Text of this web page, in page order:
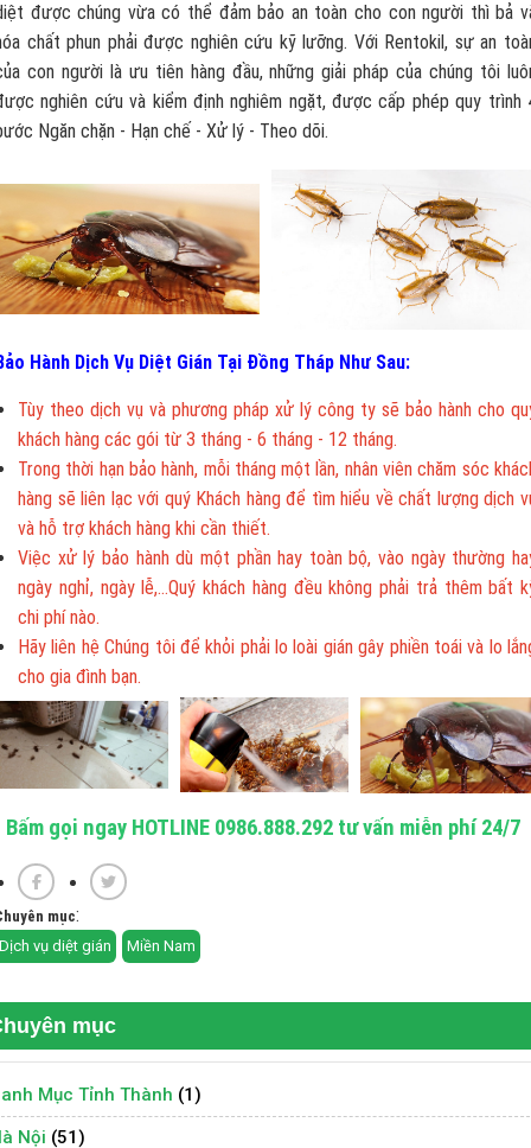
mục
Mục Tỉnh Thành (1)
Nội (51)
được chúng vừa có thể đảm bảo an toàn cho con người thì bả
chất phun phải được nghiên cứu kỹ lưỡng. Với Rentokil, sự an
con người là ưu tiên hàng đầu, những giải pháp của chúng tôi
nghiên cứu và kiểm định nghiêm ngặt, được cấp phép quy trình
Ngăn chặn - Hạn chế - Xử lý - Theo dõi.
Hành Dịch Vụ Diệt Gián Tại Đồng Tháp Như Sau:
Tùy theo dịch vụ và phương pháp xử lý công ty sẽ bảo hành cho
khách hàng các gói từ 3 tháng - 6 tháng - 12 tháng.
Trong thời hạn bảo hành, mỗi tháng một lần, nhân viên chăm sóc
hàng sẽ liên lạc với quý Khách hàng để tìm hiểu về chất lượng dịch
và hỗ trợ khách hàng khi cần thiết.
Việc xử lý bảo hành dù một phần hay toàn bộ, vào ngày thường
ngày nghỉ, ngày lễ,...Quý khách hàng đều không phải trả thêm bất
chi phí nào.
Hãy liên hệ Chúng tôi để khỏi phải lo loài gián gây phiền toái và lo
cho gia đình bạn.
Bấm gọi ngay HOTLINE 0986.888.292 tư vấn miễn phí 24/7
mục:
Dịch vụ diệt gián Miền Nam